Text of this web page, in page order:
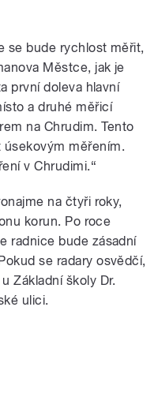
se bude rychlost měřit,
Městce, jak je
první doleva hlavní
a druhé měřicí
na Chrudim. Tento
měřením.
v Chrudimi.“
na čtyři roky,
korun. Po roce
radnice bude zásadní
se radary osvědčí,
Základní školy Dr.
ulici.